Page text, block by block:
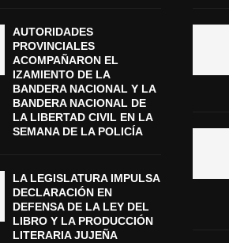
AUTORIDADES
PROVINCIALES
ACOMPAÑARON EL
IZAMIENTO DE LA
BANDERA NACIONAL Y LA
BANDERA NACIONAL DE
LA LIBERTAD CIVIL EN LA
SEMANA DE LA POLICÍA
LA LEGISLATURA IMPULSA
DECLARACIÓN EN
DEFENSA DE LA LEY DEL
LIBRO Y LA PRODUCCIÓN
LITERARIA JUJEÑA